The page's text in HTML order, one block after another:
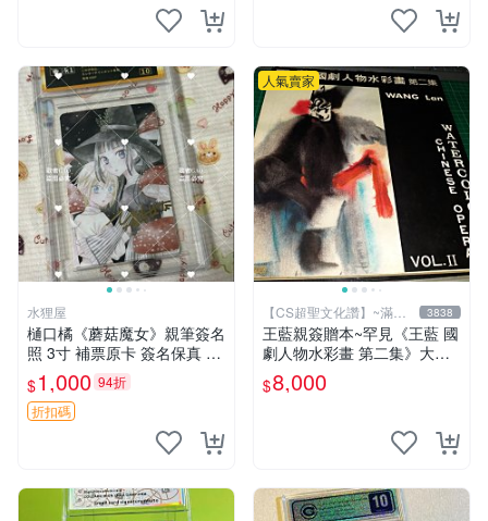
水狸屋
樋口橘《蘑菇魔女》親筆簽名
照 3寸 補票原卡 簽名保真 收
藏推薦 蘑菇魔女 樋口橘 照片
$1,000 94折
折扣碼
人氣賣家
【CS超聖文化讚】~滿千
元送運
3838
王藍親簽贈本~罕見《王藍 國
劇人物水彩畫 第二集》大本
【 CS超聖文化讚】
$8,000